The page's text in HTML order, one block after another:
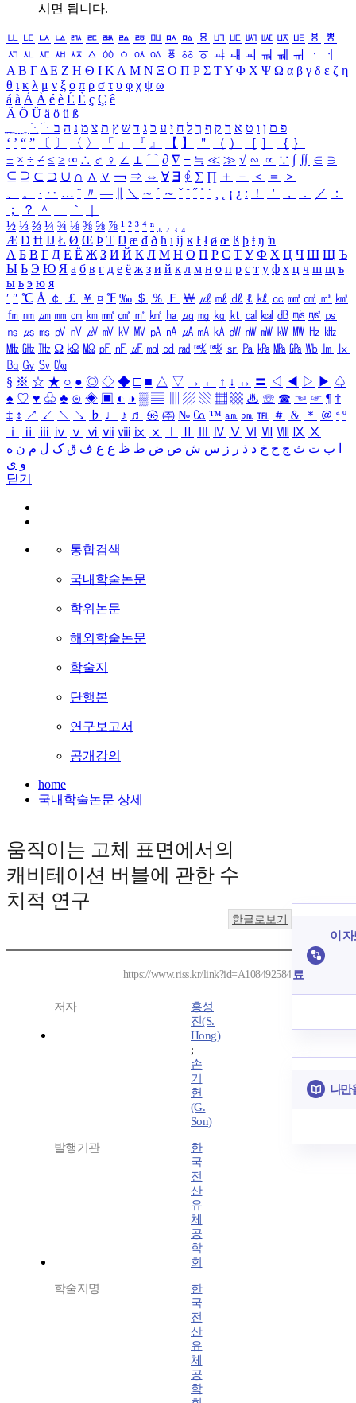
시면 됩니다.
ㅥ ㅦ ㅧ ㅨ ㅩ ㅪ ㅫ ㅬ ㅭ ㅮ ㅯ ㅰ ㅱ ㅲ ㅳ ㅴ ㅵ ㅶ ㅷ ㅸ
ㅹ
ㅺ ㅻ ㅼ ㅽ ㅾ ㅿ ㆀ ㆁ ㆂ ㆃ ㆄ ㆅ ㆆ ㆇ ㆈ ㆉ ㆊ ㆋ ㆌ ㆍ
ㆎ
Α Β ΓΔ Ε Ζ Η Θ Ι ΚΛ Μ Ν Ξ Ο Π Ρ Σ ΤΥ Φ Χ Ψ Ω α β γ δ ε ζ η
θ ι κ λ μ ν ξ ο π ρ σ τ υ φ χ ψ ω
á à Á À é è É È ç Ç ê
Ä Ö Ü ä ö ü ß
ִֶֹ ֻּ ׁׂ פ ם ן ו ט א ר ק ף ך ל ח י ע כ ג ד ש ץ ת צ מ נ ה ב
‘ ’ “ ” 〔 〕 〈 〉 「 」 『 』 【 】 ＂ （ ） ［ ］ ｛ ｝
± × ÷ ≠ ≤ ≥ ∞ ∴ ♂ ♀ ∠ ⊥ ⌒ ∂ ∇ ≡ ≒ ≪ ≫ √ ∽ ∝ ∵ ∫ ∬ ∈ ∋
⊆ ⊇ ⊂ ⊃ ∪ ∩ ∧ ∨ ￢ ⇒ ⇔ ∀ ∃ ∮ ∑ ∏ ＋ － ＜ ＝
＞
、
。 · ‥ … ¨ 〃 ― ＼ ∼ ´ ～ ˇ ˘ ˝ ˚ ˙ ¸ ¡ ¿ ː ！ ＇ ， ． ／
：
；
？ ＾ ｀
½ ⅓ ⅔ ¼ ¾ ⅛ ⅜ ⅝ ⅞ ¹ ² ³ ⁴ ⁿ ₁ ₂ ₃ ₄
Æ Ð Ħ Ĳ Ł Ø Œ Þ Ŧ Ŋ æ đ ð ħ ı ĳ ĸ ŀ ł ø œ ß þ ŧ ŋ ŉ
А Б В Г Д Е Ё Ж З И Й К Л М Н О П Р С Т У Ф Х Ц Ч Ш Щ Ъ
Ы Ь Э Ю Я а б в г д е ё ж з и й к л м н о п р с т у ф х ц ч ш щ ъ
ы ь э ю я
′ ″ ℃ Å ￠ ￡ ￥ ¤ ℉ ‰ ＄ ％ Ｆ ￦ ㎕ ㎖ ㎗ ℓ ㎘ ㏄ ㎣ ㎤ ㎥ ㎦
㎙ ㎚ ㎛ ㎜ ㎝ ㎞ ㎟ ㎠ ㎡ ㎢ ㏊ ㎍ ㎎ ㎏ ㏏ ㎈ ㎉ ㏈ ㎧ ㎨ ㎰
㎱ ㎲ ㎳ ㎴ ㎵ ㎶ ㎷ ㎸ ㎹ ㎀ ㎁ ㎂ ㎃ ㎄ ㎺ ㎻ ㎽ ㎾ ㎿ ㎐ ㎑
㎒ ㎓ ㎔ Ω ㏀ ㏁ ㎊ ㎋ ㎌ ㏖ ㏅ ㎭ ㎮ ㎯ ㏛ ㎩ ㎪ ㎫ ㎬ ㏝ ㏐
㏓
㏃ ㏉ ㏜ ㏆
§ ※ ☆ ★ ○ ● ◎ ◇ ◆ □ ■ △ ▽ → ← ↑ ↓ ↔ 〓 ◁ ◀ ▷ ▶ ♤
♠ ♡ ♥ ♧ ♣ ⊙ ◈ ▣ ◐ ◑ ▒ ▤ ▨ ▧ ▦ ▩ ♨ ☏ ☎ ☜ ☞ ¶ †
‡ ↕ ↗ ↙ ↖ ↘ ♭ ♩ ♪ ♬ ㉿ ㈜ № ㏇ ™ ㏂ ㏘ ℡ ＃ ＆ ＊ ＠ ª º
ⅰ
ⅱ ⅲ ⅳ ⅴ ⅵ ⅶ ⅷ ⅸ ⅹ Ⅳ Ⅴ Ⅵ Ⅶ Ⅷ Ⅸ Ⅹ
ب ت ث ج ح خ د ذ ر ز س ش ص ض ط ظ ع غ ف ق ک ل م ن ه
و ی
닫기
통합검색
국내학술논문
학위논문
해외학술논문
학술지
단행본
연구보고서
공개강의
home
국내학술논문 상세
움직이는 고체 표면에서의
캐비테이션 버블에 관한 수
치적 연구
한글로보기
https://www.riss.kr/link?id=A108492584
저자
홍성
진(S.
Hong)
;
손
기
헌
(G.
Son)
발행기관
한
국
전
산
유
체
공
학
회
학술지명
한
국
전
산
유
체
공
학
이
료
나만